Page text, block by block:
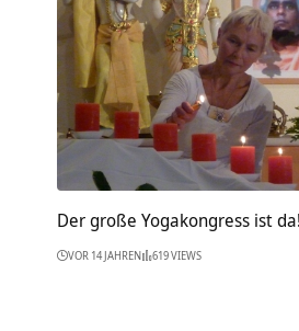
Der große Yogakongress ist da!
VOR 14 JAHREN 619 VIEWS